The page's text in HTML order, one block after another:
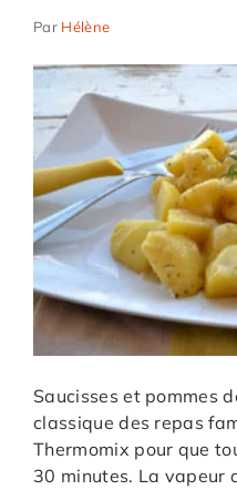
Par Hélène
Saucisses et pommes
classique des repas
Thermomix pour que
30 minutes. La vapeur